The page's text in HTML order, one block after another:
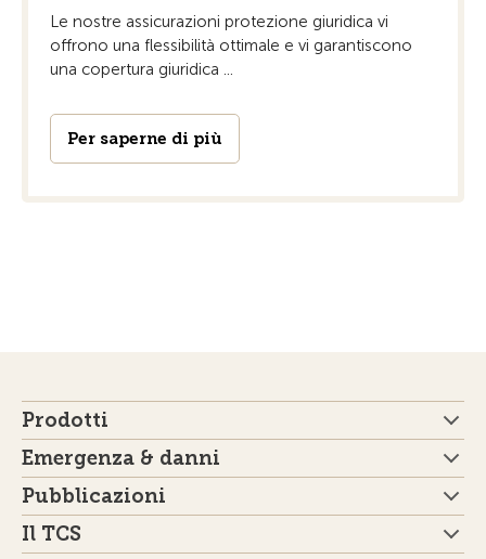
Le nostre assicurazioni protezione giuridica vi
offrono una flessibilità ottimale e vi garantiscono
una copertura giuridica ...
Per saperne di più
Prodotti
Emergenza & danni
Pubblicazioni
Il TCS